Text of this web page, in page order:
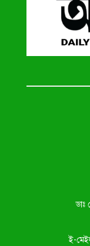
ডাঃ মোঃ
ই-